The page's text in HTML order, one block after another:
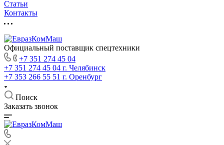
Статьи
Контакты
Официальный поставщик спецтехники
+7 351 274 45 04
+7 351 274 45 04 г. Челябинск
+7 353 266 55 51 г. Оренбург
Поиск
Заказать звонок